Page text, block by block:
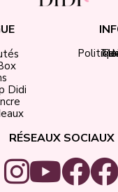
Didi
RÉSEAUX SOCIAUX